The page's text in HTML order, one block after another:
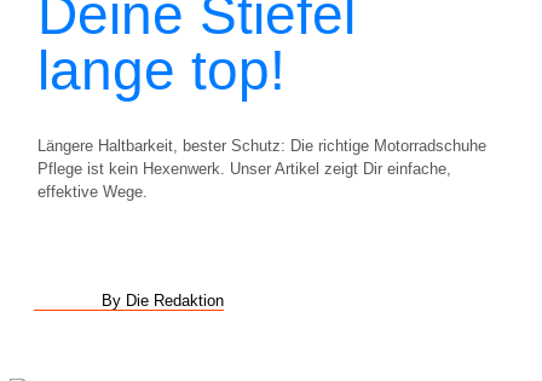
Deine Stiefel
lange top!
Längere Haltbarkeit, bester Schutz: Die richtige Motorradschuhe
Pflege ist kein Hexenwerk. Unser Artikel zeigt Dir einfache,
effektive Wege.
By Die Redaktion